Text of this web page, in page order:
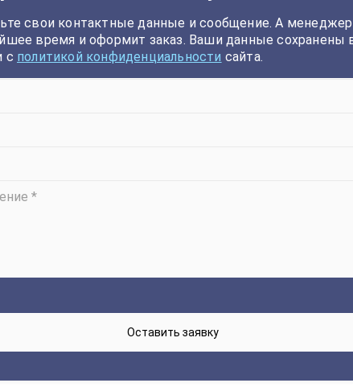
свои контактные данные и сообщение. А
время и оформит заказ. Ваши данные сохранены
с политикой конфиденциальности сайта.